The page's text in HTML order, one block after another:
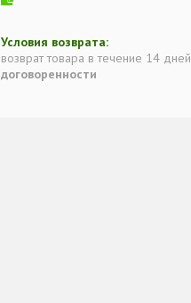
возврат товара в течение 14 дней
договоренности